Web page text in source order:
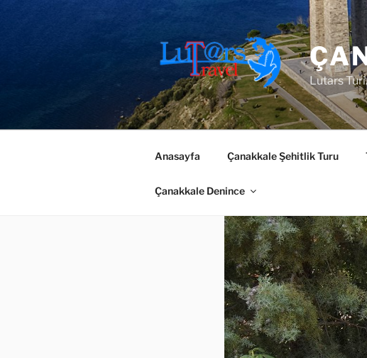
Lutars
Anasayfa Çanakkale Şehitlik Turu
Çanakkale Denince